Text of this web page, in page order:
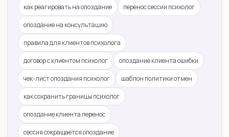
как реагировать на опоздание перенос сессии психолог
опоздание на консультацию
правила для клиентов психолога
договор с клиентом психолог опоздание клиента ошибки
чек-лист опоздания психолог шаблон политики отмен
как сохранить границы психолог
опоздание клиента перенос
сессия сокращается опоздание